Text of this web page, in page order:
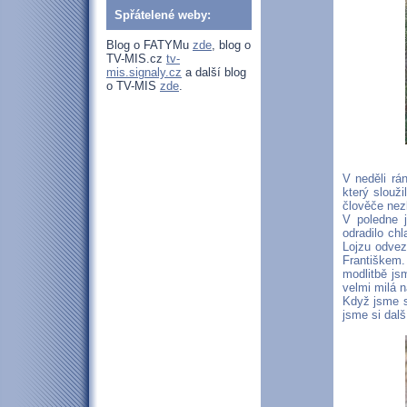
Spřátelené weby:
Blog o FATYMu zde, blog o
TV-MIS.cz tv-
mis.signaly.cz a další blog
o TV-MIS zde.
V neděli
který
člověče
V poledne
odradilo
Lojzu
modlitbě
velmi milá
Když jsme
jsme si